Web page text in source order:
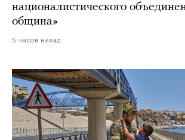
националистического
община»
5 часов назад